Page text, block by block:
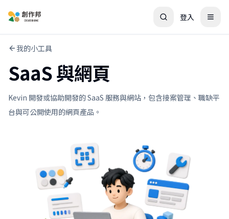
登入
我的小工具
SaaS 與網頁
Kevin 開發或協助開發的 SaaS 服務與網站，包含接案管理、職缺平
台與可公開使用的網頁產品。